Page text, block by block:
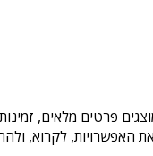
פרטים מלאים,
האפשרויות, לקרוא,